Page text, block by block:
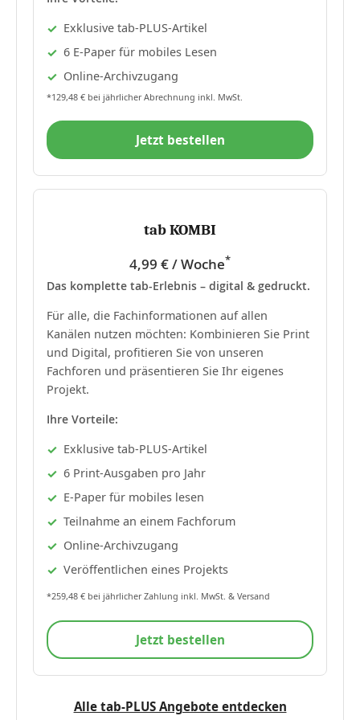
Exklusive tab-PLUS-Artikel
6 E-Paper für mobiles Lesen
Online-Archivzugang
*129,48 € bei jährlicher Abrechnung inkl. MwSt.
Jetzt bestellen
tab KOMBI
4,99 € / Woche*
Das komplette tab-Erlebnis – digital & gedruckt.
Für alle, die Fachinformationen auf allen
Kanälen nutzen möchten: Kombinieren Sie Print
und Digital, profitieren Sie von unseren
Fachforen und präsentieren Sie Ihr eigenes
Projekt.
Ihre Vorteile:
Exklusive tab-PLUS-Artikel
6 Print-Ausgaben pro Jahr
E-Paper für mobiles lesen
Teilnahme an einem Fachforum
Online-Archivzugang
Veröffentlichen eines Projekts
*259,48 € bei jährlicher Zahlung inkl. MwSt. & Versand
Jetzt bestellen
Alle tab-PLUS Angebote entdecken